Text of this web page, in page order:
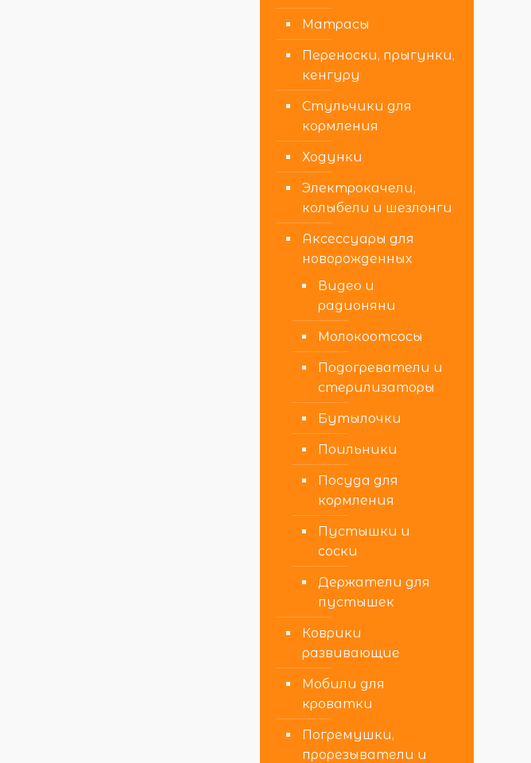
Матрасы
Переноски, прыгунки,
кенгуру
Стульчики для
кормления
Ходунки
Электрокачели,
колыбели и шезлонги
Аксессуары для
новорожденных
Видео и
радионяни
Молокоотсосы
Подогреватели и
стерилизаторы
Бутылочки
Поильники
Посуда для
кормления
Пустышки и
соски
Держатели для
пустышек
Коврики
развивающие
Мобили для
кроватки
Погремушки,
прорезыватели и